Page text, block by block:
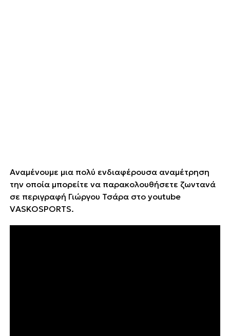
Αναμένουμε μια πολύ ενδιαφέρουσα αναμέτρηση
την οποία μπορείτε να παρακολουθήσετε ζωντανά
σε περιγραφή Γιώργου Τσάρα στο youtube
VASKOSPORTS.